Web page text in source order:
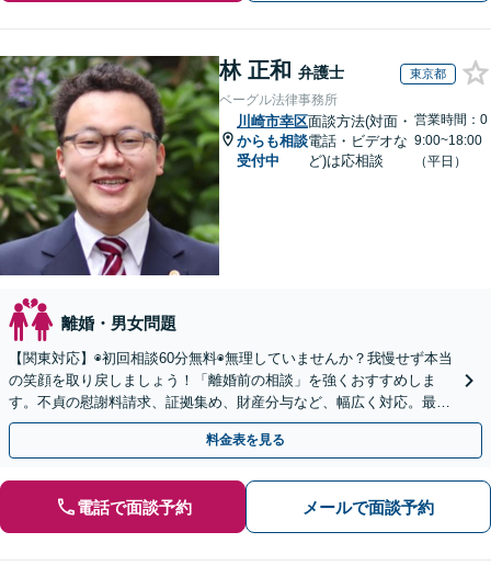
林 正和 弁護士 東京都
ベーグル法律事務所
川崎市幸区
からも相談
受付中
面談方法(対面・
電話・ビデオな
ど)は応相談
営業時間：0
9:00~18:00
（平日）
離婚・男女問題
【関東対応】◉初回相談60分無料◉無理していませんか？我慢せず本当
の笑顔を取り戻しましょう！「離婚前の相談」を強くおすすめしま
す。不貞の慰謝料請求、証拠集め、財産分与など、幅広く対応。最善
の解決をご提案し、最後まで丁寧にサポート【完全個室】
料金表を見る
電話で面談予約 メールで面談予約